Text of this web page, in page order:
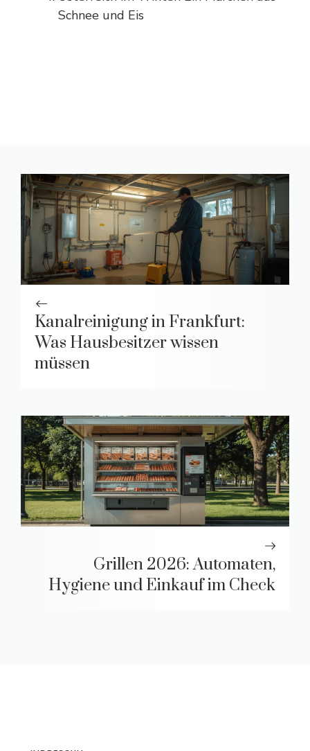
Schnee und Eis
Kanalreinigung in Frankfurt:
Was Hausbesitzer wissen
müssen
Grillen 2026: Automaten,
Hygiene und Einkauf im Check